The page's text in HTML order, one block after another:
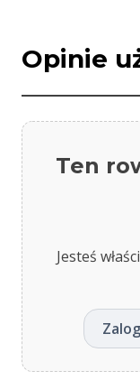
Opinie
Ten
Jesteś